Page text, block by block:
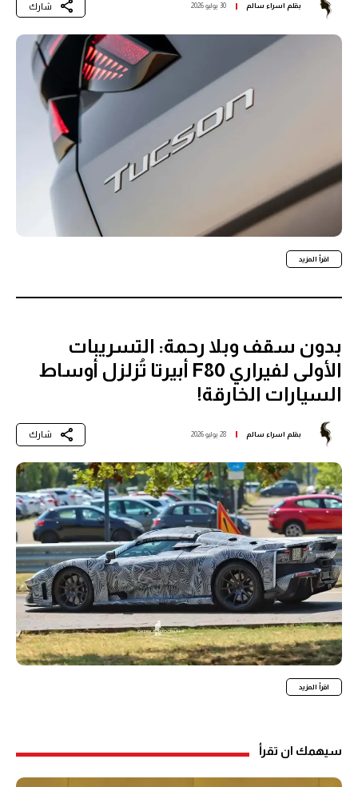
بقلم اسراء سالم 30 يوليو 2026 شارك
اقرأ المزيد
بدون سقف وبلا رحمة: التسريبات
الأولى لفيراري F80 أبيرتا تُزلزل أوساط
السيارات الخارقة!
بقلم اسراء سالم 28 يوليو 2026 شارك
اقرأ المزيد
سيهمك ان تقرأ